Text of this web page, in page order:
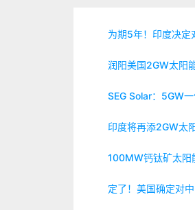
为期5年！印度决定
润阳美国2GW太阳
SEG Solar：5GW
印度将再添2GW太
100MW钙钛矿太阳
定了！美国确定对